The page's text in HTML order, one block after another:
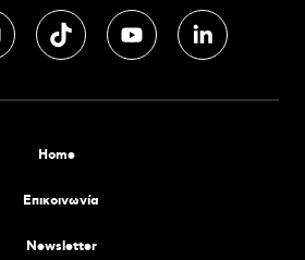
Home
Επικοινωνία
Newsletter